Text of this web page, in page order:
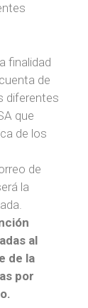
finalidad
de
diferentes
que
de los
de
la
al
de la
por